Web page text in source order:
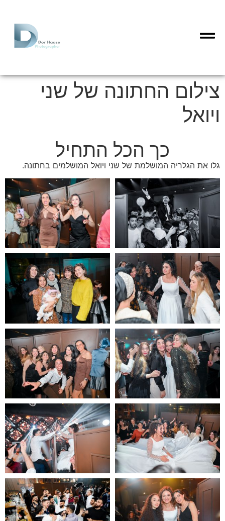
צילום החתונה של שני
ויואל
כך הכל התחיל
גלו את הגלריה המושלמת של שני ויואל המושלמים בחתונה.